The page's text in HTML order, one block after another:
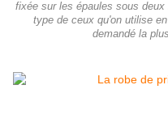
fixée sur les épaules sous
type de ceux qu'on utilise
demandé la